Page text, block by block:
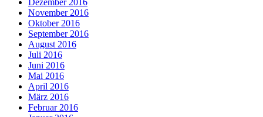
November 2016
Oktober 2016
September 2016
August 2016
Juli 2016
Juni 2016
Mai 2016
April 2016
März 2016
Februar 2016